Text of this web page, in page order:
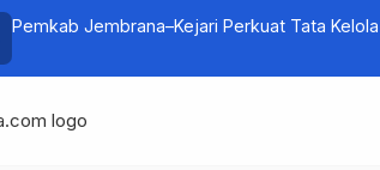
Pemkab Jembrana–Kejari Perkuat Tata